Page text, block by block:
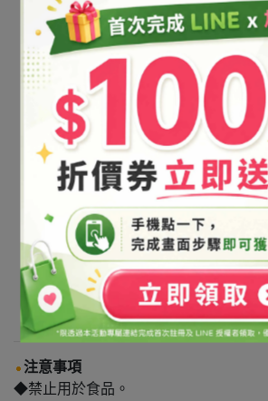
注意事項
◆禁止用於食品。